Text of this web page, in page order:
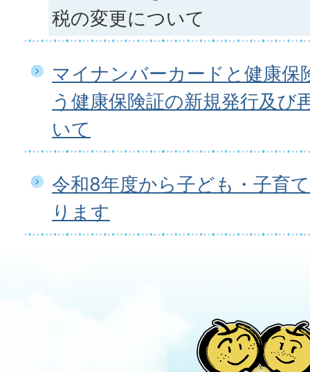
税の変更について
マイナンバーカードと健康保
う健康保険証の新規発行及び
いて
令和8年度から子ども・子育
ります